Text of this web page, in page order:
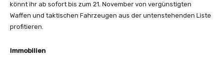
könnt ihr ab sofort bis zum 21. November von vergünstigten
Waffen und taktischen Fahrzeugen aus der untenstehenden Liste
profitieren.
Immobilien